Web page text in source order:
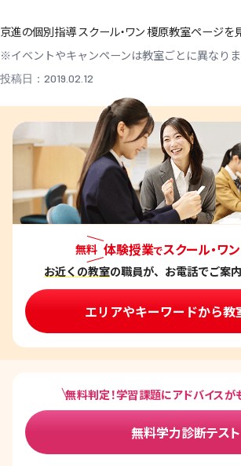
京進の個別指導 スクール・ワン 榎原教室ページを
※イベントやキャンペーンは教室ごとに異なり
投稿日：2019.02.12
無料 体験授業でスクール・ワ
お近くの教室の職員が、お電話でご案
エリアやキーワードから教
無料判定！学習課題にアドバイスが
無料学力診断テスト